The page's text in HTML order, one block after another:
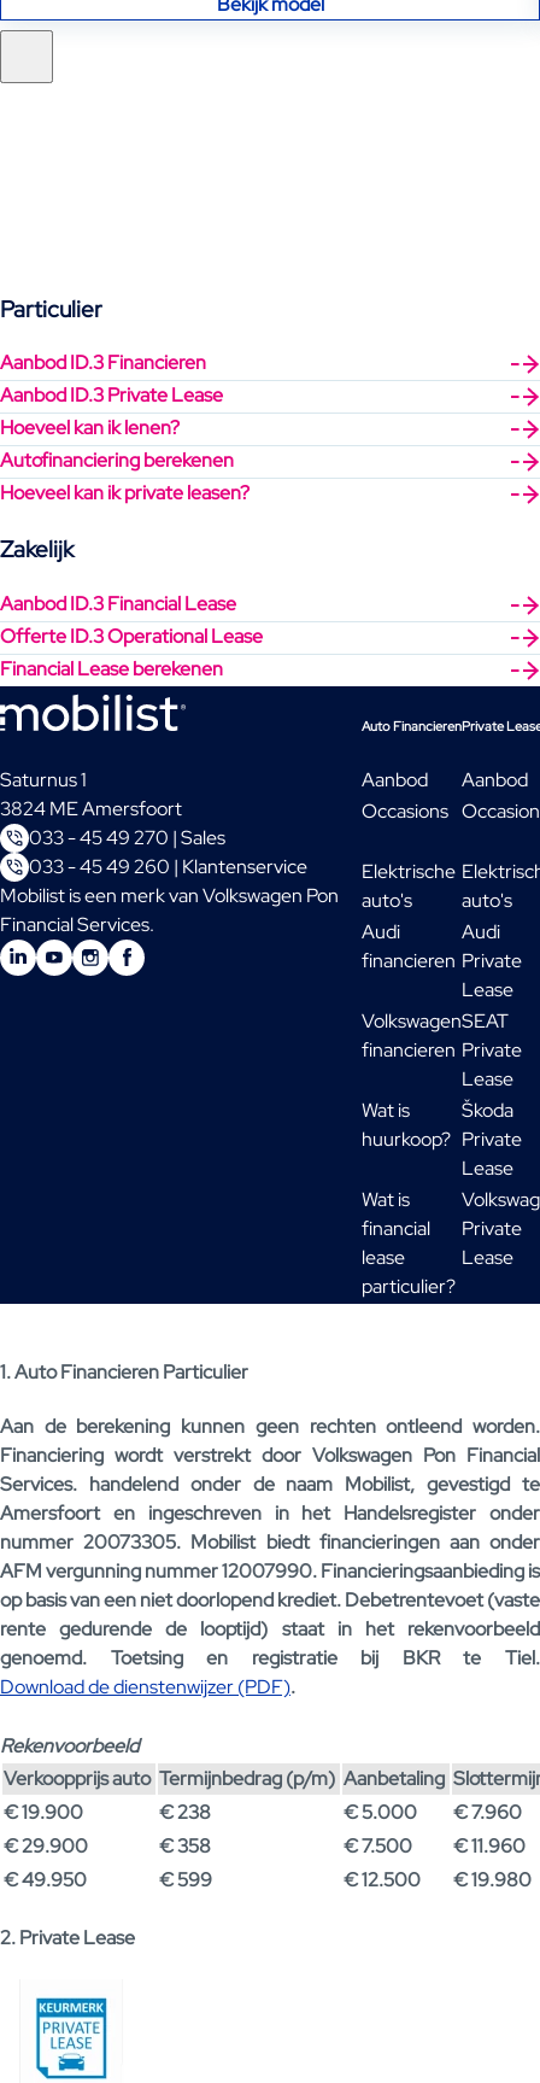
Particulier
Aanbod ID.3 Financieren
Aanbod ID.3 Private Lease
Hoeveel kan ik lenen?
Autofinanciering berekenen
Hoeveel kan ik private leasen?
Zakelijk
Aanbod ID.3 Financial Lease
Offerte ID.3 Operational Lease
Financial Lease berekenen
Saturnus 1
3824 ME Amersfoort
033 - 45 49 270 | Sales
033 - 45 49 260 | Klantenservice
Mobilist is een merk van Volkswagen Pon
Financial Services.
Auto Financieren
Aanbod
Occasions
Elektrische
auto's
Audi
financieren
Volkswagen
financieren
Wat is
huurkoop?
Wat is
financial
lease
particulier?
Private
Aanbod
auto's
Audi
Private
Lease
SEAT
Private
Lease
Škoda
Private
Lease
Private
Lease
1. Auto Financieren Particulier
Aan de berekening kunnen geen rechten ontleend worden.
Financiering wordt verstrekt door Volkswagen Pon Financial
Services. handelend onder de naam Mobilist, gevestigd te
Amersfoort en ingeschreven in het Handelsregister onder
nummer 20073305. Mobilist biedt financieringen aan onder
AFM vergunning nummer 12007990. Financieringsaanbieding is
op basis van een niet doorlopend krediet. Debetrentevoet (vaste
rente gedurende de looptijd) staat in het rekenvoorbeeld
genoemd. Toetsing en registratie bij BKR te Tiel.
Download de dienstenwijzer (PDF).
Rekenvoorbeeld
Verkoopprijs auto Termijnbedrag (p/m) Aanbetaling
€ 19.900
€ 238 € 5.000
€ 7.960
€ 29.900
€ 358 € 7.500
€ 11.960
€ 49.950
€ 599 € 12.500 € 19.980
2. Private Lease